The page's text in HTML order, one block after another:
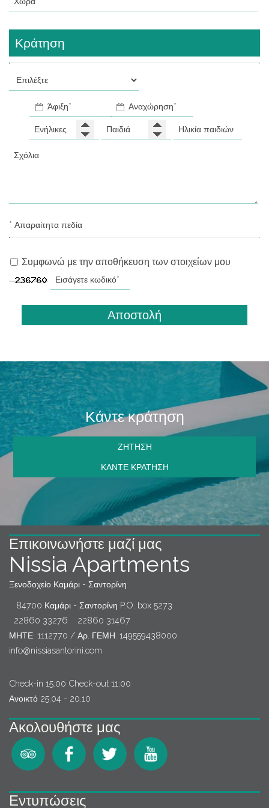
Κράτηση
* Απαραίτητα πεδία
Συμφωνώ με την αποθήκευση των στοιχείων μου
Αποστολή
Κάντε κράτηση
ΖΉΤΗΣΗ
ΚΆΝΤΕ ΚΡΆΤΗΣΗ
Επικοινωνήστε μαζί μας
Nissia Apartments
Ξενοδοχείο Καμάρι - Σαντορίνη
84700 Καμάρι - Σαντορίνη P.O. box 5273
22860 33276
22860 31467
ΜΗΤΕ: 1112770 / Αρ. ΓΕΜΗ: 149559438000
info@nissiasantorini.com
Check-in 15:00 Check-out 11:00
Ανοικτό 25.04 - 20.10
Ακολουθήστε μας
Εντυπώσεις